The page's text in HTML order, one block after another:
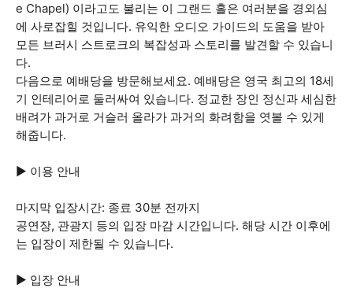
e Chapel) 이라고도 불리는 이 그랜드 홀은 여러분을 경외심
에 사로잡힐 것입니다. 유익한 오디오 가이드의 도움을 받아
모든 브러시 스트로크의 복잡성과 스토리를 발견할 수 있습니
다.
다음으로 예배당을 방문해보세요. 예배당은 영국 최고의 18세
기 인테리어로 둘러싸여 있습니다. 정교한 장인 정신과 세심한
배려가 과거로 거슬러 올라가 과거의 화려함을 엿볼 수 있게
해줍니다.
▶ 이용 안내
마지막 입장시간: 종료 30분 전까지
공연장, 관광지 등의 입장 마감 시간입니다. 해당 시간 이후에
는 입장이 제한될 수 있습니다.
▶ 입장 안내